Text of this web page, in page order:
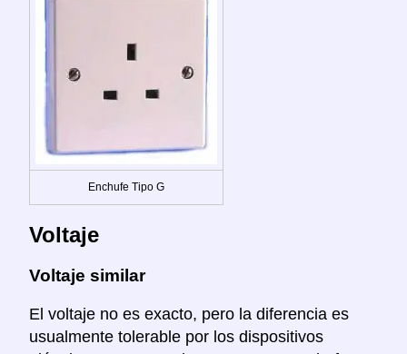
Enchufe Tipo G
Voltaje
Voltaje similar
El voltaje no es exacto, pero la diferencia es
usualmente tolerable por los dispositivos